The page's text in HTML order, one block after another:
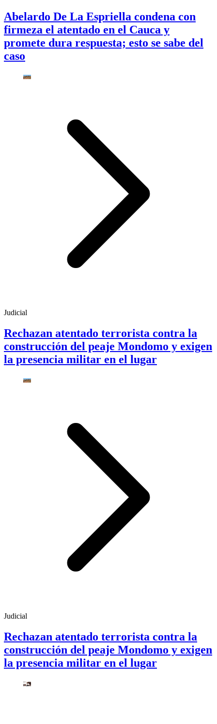
Abelardo De La Espriella condena con
firmeza el atentado en el Cauca y
promete dura respuesta; esto se sabe del
caso
Judicial
Rechazan atentado terrorista contra la
construcción del peaje Mondomo y exigen
la presencia militar en el lugar
Judicial
Rechazan atentado terrorista contra la
construcción del peaje Mondomo y exigen
la presencia militar en el lugar